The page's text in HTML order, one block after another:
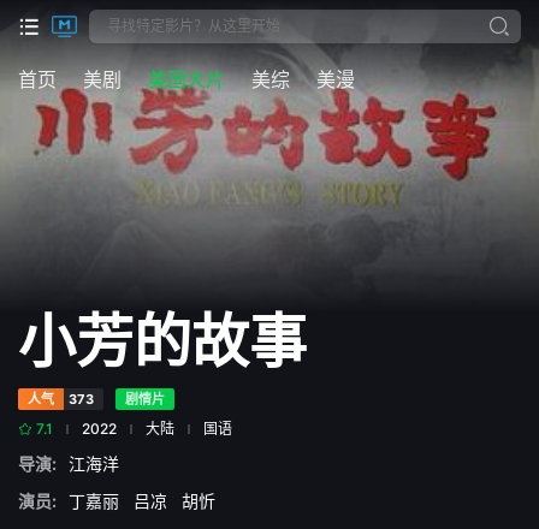
首页 美剧 美国大片 美综 美漫
小芳的故事
人气 373 剧情片
7.1 2022 大陆 国语
导演:
江海洋
演员:
丁嘉丽 吕凉 胡忻